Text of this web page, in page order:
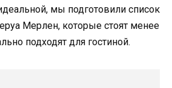
мы подготовили список
Мерлен, которые стоят менее
подходят для гостиной.